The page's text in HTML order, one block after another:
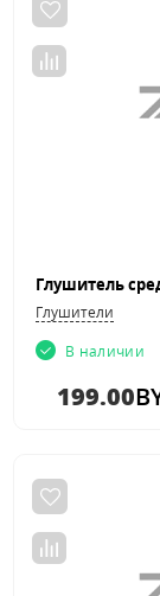
Глушитель
Глушители
В наличии
199.00